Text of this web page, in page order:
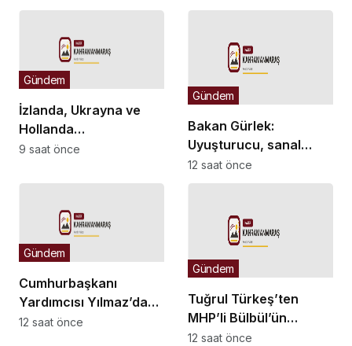
soruşturma “kürsü
tartışmasına neden
içeren kanun teklifinin
İzlanda, Ukrayna ve
Hollanda
büyükelçilikleri ile BM
Temsilciliği’ne atama
Gündem
9 saat önce
Bakan Gürlek:
Uyuşturucu, sanal
bahis ve sokak
çeteleriyle
boyuta geçeceğiz
Gündem
12 saat önce
Cumhurbaşkanı
Yardımcısı Yılmaz’dan
Demirtaş açıklaması:
Gündem
12 saat önce
Tuğrul Türkeş’ten
MHP’li Bülbül’ün
Ayyüce Türkeş Taş’a
Gündem
12 saat önce